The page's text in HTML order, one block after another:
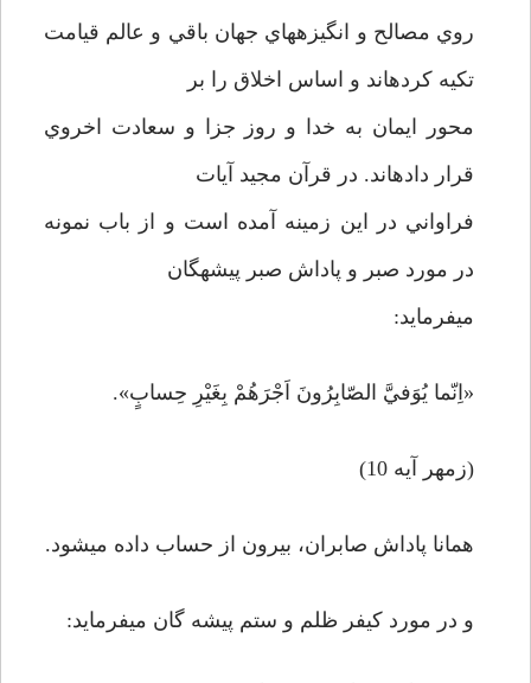
روي مصالح و انگيزه­هاي جهان باقي و عالم قيامت
تكيه كرده­اند و اساس اخلاق را بر
محور ايمان به خدا و روز جزا و سعادت اخروي
قرار داده­اند. در قرآن مجيد آيات
فراواني در اين زمينه آمده است و از باب نمونه
در مورد صبر و پاداش صبر پيشه­گان
مي­فرمايد:
«اِنّما يُوَفيَّ الصّابِرُونَ اَجْرَهُمْ بِغَيْرِ حِسابٍ».
(زمهر آيه 10)
همانا پاداش صابران، بيرون از حساب داده مي­شود.
و در مورد كيفر ظلم و ستم پيشه گان مي­فرمايد: